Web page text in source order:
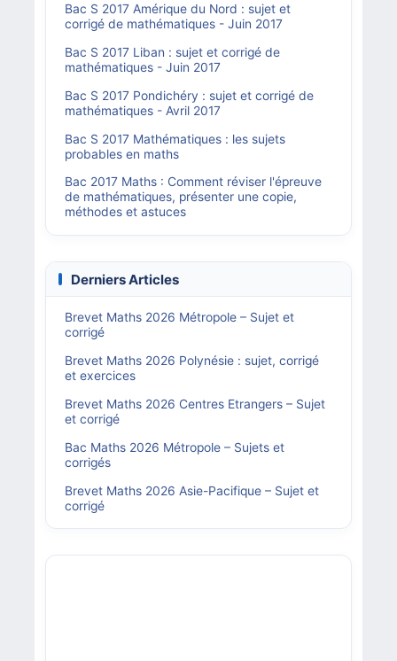
Bac S 2017 Amérique du Nord : sujet et
corrigé de mathématiques - Juin 2017
Bac S 2017 Liban : sujet et corrigé de
mathématiques - Juin 2017
Bac S 2017 Pondichéry : sujet et corrigé de
mathématiques - Avril 2017
Bac S 2017 Mathématiques : les sujets
probables en maths
Bac 2017 Maths : Comment réviser l'épreuve
de mathématiques, présenter une copie,
méthodes et astuces
Derniers Articles
Brevet Maths 2026 Métropole – Sujet et
corrigé
Brevet Maths 2026 Polynésie : sujet, corrigé
et exercices
Brevet Maths 2026 Centres Etrangers – Sujet
et corrigé
Bac Maths 2026 Métropole – Sujets et
corrigés
Brevet Maths 2026 Asie-Pacifique – Sujet et
corrigé